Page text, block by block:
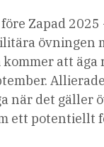
Zapad 2025
övningen
kommer att äga
när det gäller
ett potentiellt